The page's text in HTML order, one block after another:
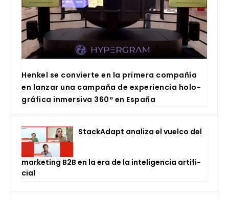
Hen­kel se con­vier­te en la pri­me­ra com­pa­ñía
en lan­zar una cam­pa­ña de expe­rien­cia holo­
grá­fi­ca inmer­si­va 360º en Espa­ña
Stac­kA­dapt ana­li­za el vuel­co del
mar­ke­ting B2B en la era de la inte­li­gen­cia arti­fi­
cial